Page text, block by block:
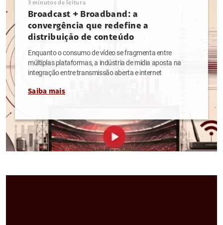
3 minutos de leitura
Broadcast + Broadband: a
convergência que redefine a
distribuição de conteúdo
Enquanto o consumo de vídeo se fragmenta entre
múltiplas plataformas, a indústria de mídia aposta na
integração entre transmissão aberta e internet
Saiba mais